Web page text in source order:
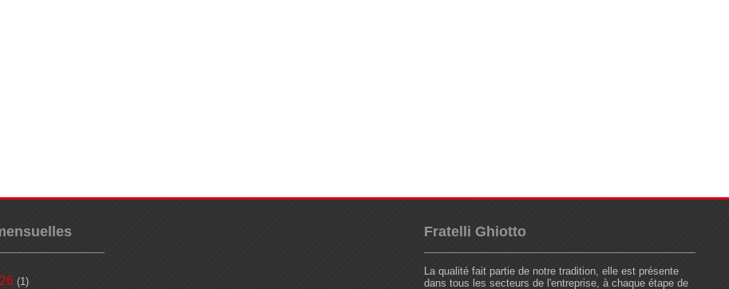
(1)
Fratelli Ghiotto
La qualité fait partie de notre tradition, elle est présente
dans tous les secteurs de l'entreprise, à chaque étape de